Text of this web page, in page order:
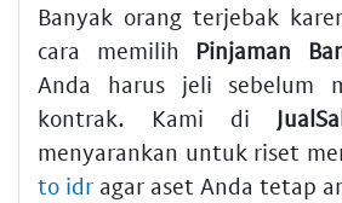
Banyak orang terjebak
cara memilih Pinjaman
Anda harus jeli sebelum
kontrak. Kami di
menyarankan untuk riset
to idr agar aset Anda tetap